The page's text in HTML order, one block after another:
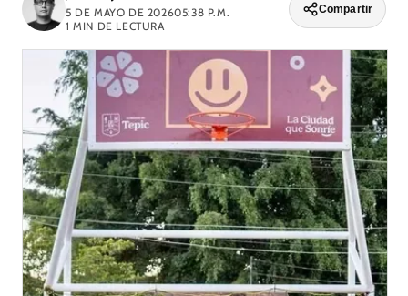
5 DE MAYO DE 202605:38 P.M.
1 MIN DE LECTURA
Compartir